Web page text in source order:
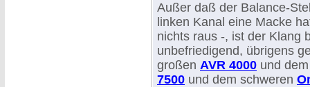
Außer daß der Balance-
linken Kanal eine Macke
nichts raus -, ist der Klang
unbefriedigend, übrigens
großen AVR 4000 und
7500 und dem schweren